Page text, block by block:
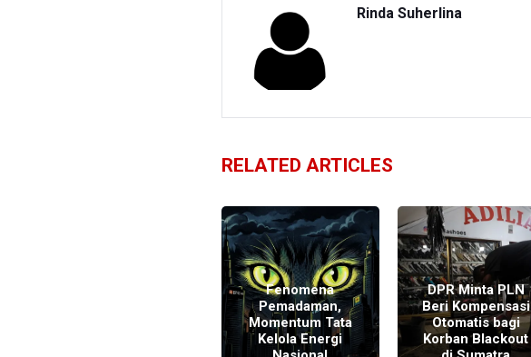
Rinda Suherlina
RELATED ARTICLES
Fenomena
Pemadaman,
Momentum Tata
Kelola Energi
DPR Minta PLN
Beri Kompensasi
Otomatis bagi
Korban Blackout